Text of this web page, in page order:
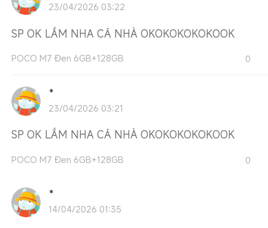
23/04/2026 03:22
SP OK LẮM NHA CẢ NHÀ OKOKOKOKOKOOK
POCO M7 Đen 6GB+128GB 0
*
23/04/2026 03:21
SP OK LẮM NHA CẢ NHÀ OKOKOKOKOKOOK
POCO M7 Đen 6GB+128GB 0
*
14/04/2026 01:35